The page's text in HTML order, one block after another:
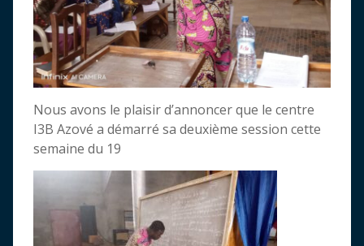
Nous avons le plaisir d’annoncer que le centre
I3B Azové a démarré sa deuxième session cette
semaine du 19